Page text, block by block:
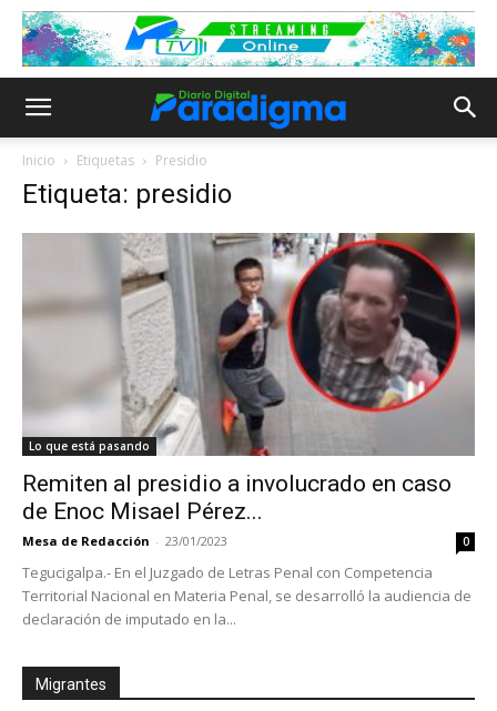
Inicio Etiquetas Presidio
Etiqueta: presidio
Lo que está pasando
Remiten al presidio a involucrado en caso
de Enoc Misael Pérez...
Mesa de Redacción - 23/01/2023 0
Tegucigalpa.- En el Juzgado de Letras Penal con Competencia
Territorial Nacional en Materia Penal, se desarrolló la audiencia de
declaración de imputado en la...
Migrantes